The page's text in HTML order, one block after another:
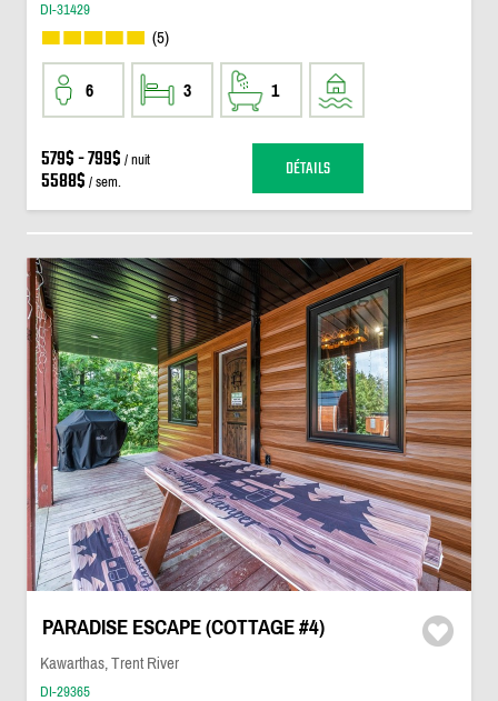
DI-31429
(5)
6 3 1
579$ - 799$ / nuit
5588$ / sem. DÉTAILS
PARADISE ESCAPE (COTTAGE #4)
Kawarthas, Trent River
DI-29365